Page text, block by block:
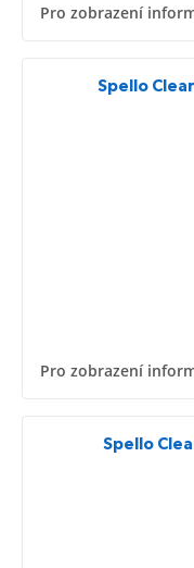
Pro zobrazení
Spello
Pro zobrazení
Spello